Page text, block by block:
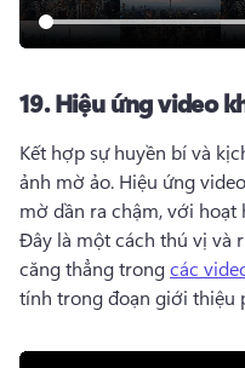
19.Hiệu ứng video
Kết hợp sự huyền bí và
ảnh mờ ảo. Hiệu ứng
Đây là một cách thú vị và
căng thẳng trong các
tính trong đoạn giới thiệu